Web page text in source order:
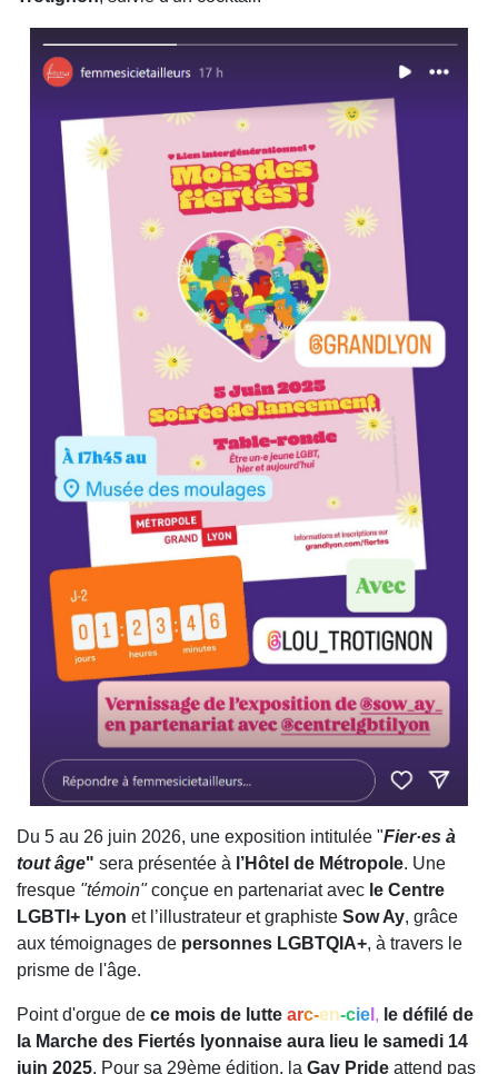
Du 5 au 26 juin 2026, une exposition intitulée "Fier·es à
tout âge" sera présentée à l’Hôtel de Métropole. Une
fresque "témoin"conçue en partenariat avec le Centre
LGBTI+ Lyon et l’illustrateur et graphiste Sow Ay, grâce
aux témoignages de personnes LGBTQIA+, à travers le
prisme de l'âge.
Point d'orgue de ce mois de lutte arc-en-cie , le défilé de
la Marche des Fiertés lyonnaise aura lieu le samedi 14
juin 2025. Pour sa 29ème édition, la Gay Pride attend pas